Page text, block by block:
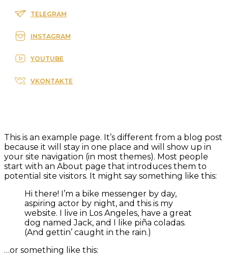
TELEGRAM
INSTAGRAM
YOUTUBE
VKONTAKTE
This is an example page. It’s different from a blog post
because it will stay in one place and will show up in
your site navigation (in most themes). Most people
start with an About page that introduces them to
potential site visitors. It might say something like this:
Hi there! I’m a bike messenger by day,
aspiring actor by night, and this is my
website. I live in Los Angeles, have a great
dog named Jack, and I like piña coladas.
(And gettin’ caught in the rain.)
…or something like this: